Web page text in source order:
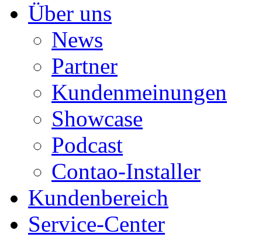
Über uns
News
Partner
Kundenmeinungen
Showcase
Podcast
Contao-Installer
Kundenbereich
Service-Center